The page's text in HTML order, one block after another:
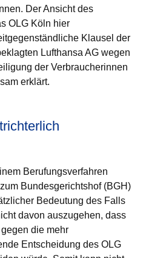
Der Ansicht des
OLG Köln hier
Klausel der
Lufthansa AG wegen
der Verbraucherinnen
erklärt.
Berufungsverfahren
Bundesgerichtshof (BGH)
Bedeutung des Falls
davon auszugehen, dass
die mehr
Entscheidung des OLG